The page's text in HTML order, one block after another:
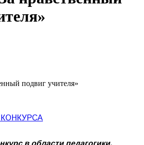
подвиг учителя»
в области педагогики,